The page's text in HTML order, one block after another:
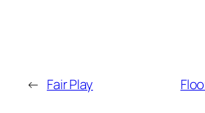
← Fair Play